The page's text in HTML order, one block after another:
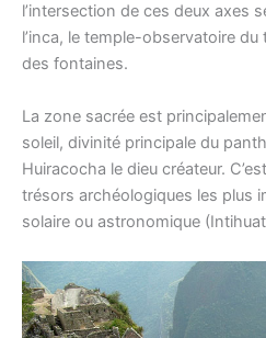
l’intersection de ces deux axes
l’inca, le temple-observatoire
des fontaines.
La zone sacrée est
soleil, divinité principale du
Huiracocha le dieu créateur.
trésors archéologiques les plus
solaire ou astronomique